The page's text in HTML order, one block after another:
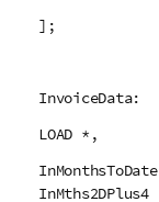
];
InvoiceData:
LOAD *,
InMths2DPlus4